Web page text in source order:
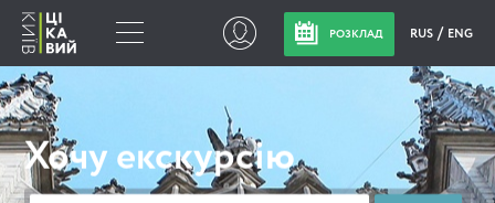
РОЗКЛАД RUS ENG
Хочу екскурсію
Замовлення
екскурсій
+380 44 333-68-68